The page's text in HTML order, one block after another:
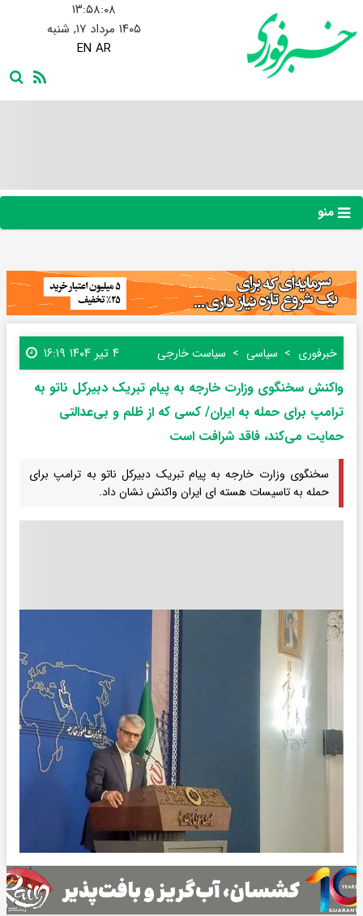
۱۳:۵۸:۰۹
۱۴۰۵ مرداد ۱۷, شنبه
EN AR
منو
خبرفوری سیاسی سیاست خارجی ۴ تیر ۱۴۰۴ ۱۶:۱۹
واکنش سخنگوی وزارت خارجه به پیام تبریک دبیرکل ناتو به
ترامپ برای حمله به ایران/ کسی که از ظلم و بی‌عدالتی
حمایت می‌کند، فاقد شرافت است
سخنگوی وزارت خارجه به پیام تبریک دبیرکل ناتو به ترامپ برای
حمله به تاسیسات هسته ای ایران واکنش نشان داد.